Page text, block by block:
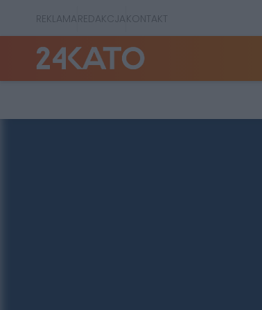
REKLAMAREDAKCJAKONTAKT